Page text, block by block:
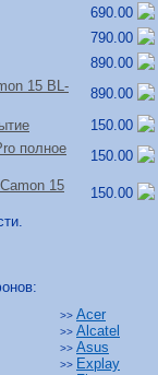
690.00
790.00
890.00
15 BL-
890.00
150.00
полное
150.00
15
150.00
>> Acer
>> Alcatel
>> Asus
>> Explay